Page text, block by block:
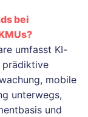
bei
umfasst KI-
prädiktive
mobile
unterwegs,
und